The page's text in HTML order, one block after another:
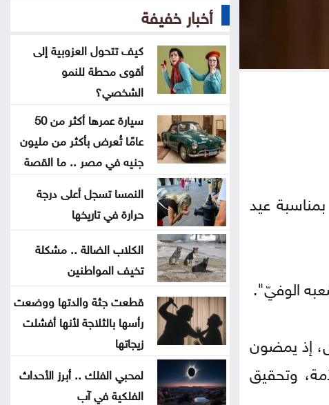
عيد
الوفيّ".
إذ يمضون
وتحقيق
بلدية جرش الكبرى: تكليف الحوامدة
مديراً لدائرة الخدمات العامة
نظرية E-N وفرضية تحمل التكاليف
على حساب المواطنN
500 ألف دينار لدعم مشاريع البنية
التحتية في الوسطية
بشيكطاش يعود من التشيك بفوز
ثمين في ذهاب تمهيدي الدوري
الأوروبي
أوغندا توافق على نشر وحدة من
جيشها في غزة
إسطنبول .. ثالث أكبر سفينة رافعات
بالعالم تمر عبر مضيق البوسفور
أخبار خفيفة
كيف تتحول العزوبية إلى
أقوى محطة للنمو
الشخصي؟
سيارة عمرها أكثر من 50
عامًا تُعرض بأكثر من مليون
جنيه في مصر .. ما القصة
النمسا تسجل أعلى درجة
حرارة في تاريخها
الكلاب الضالة .. مشكلة
تخيف المواطنين
قطعت جثة والدتها ووضعت
رأسها بالثلاجة لأنها أفشلت
زيجاتها
لمحبي الفلك .. أبرز الأحداث
الفلكية في آب